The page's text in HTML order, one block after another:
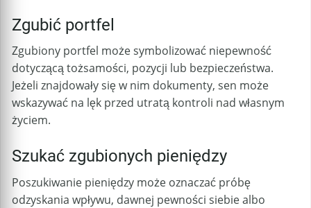
Zgubić portfel
Zgubiony portfel może symbolizować niepewność
dotyczącą tożsamości, pozycji lub bezpieczeństwa.
Jeżeli znajdowały się w nim dokumenty, sen może
wskazywać na lęk przed utratą kontroli nad własnym
życiem.
Szukać zgubionych pieniędzy
Poszukiwanie pieniędzy może oznaczać próbę
odzyskania wpływu, dawnej pewności siebie albo